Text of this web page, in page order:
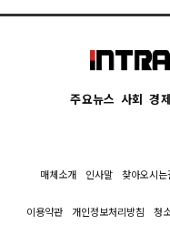
주요뉴스 사회 경제
매체소개 인사말 찾아오시는
이용약관 개인정보처리방침 청